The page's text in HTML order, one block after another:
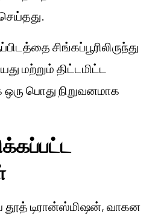
செய்தது.
சிங்கப்பூரிலிருந்து
மற்றும் திட்டமிட்ட
ஒரு பொது நிறுவனமாக
தூத் டிரான்ஸ்மிஷன், வாகன